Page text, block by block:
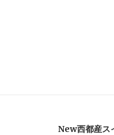
New西都産ス